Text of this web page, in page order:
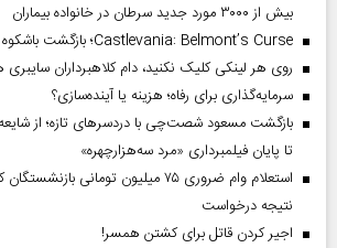
بیش از ۳۰۰۰ مورد جدید سرطان در خانواده بیماران
Castlevania: Belmont’s Curse؛ بازگشت باشکوه شکارچیان خون‌آشام
روی هر لینکی کلیک نکنید، دام کلاهبرداران
سرمایه‌گذاری برای رفاه؛ هزینه یا آینده‌سازی؟
بازگشت مسعود شصت‌چی با دردسر‌های تازه؛ از
تا پایان فیلمبرداری «مرد سه‌هزارچهره»
استعلام وام ضروری ۷۵ میلیون تومانی
نتیجه درخواست
اجیر کردن قاتل برای کشتن همسر!